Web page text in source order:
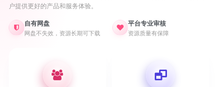
户提供更好的产品和服务体验。
自有网盘
网盘不失效，资源长期可下载
平台专业审核
资源质量有保障